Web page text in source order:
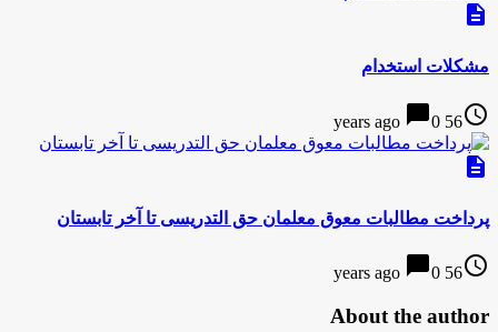
description
مشکلات استخدام
access_time
56 years ago
chat_bubble0
description
پرداخت مطالبات معوق معلمان حق التدریسی تا آخر تابستان
access_time
56 years ago
chat_bubble0
About the author